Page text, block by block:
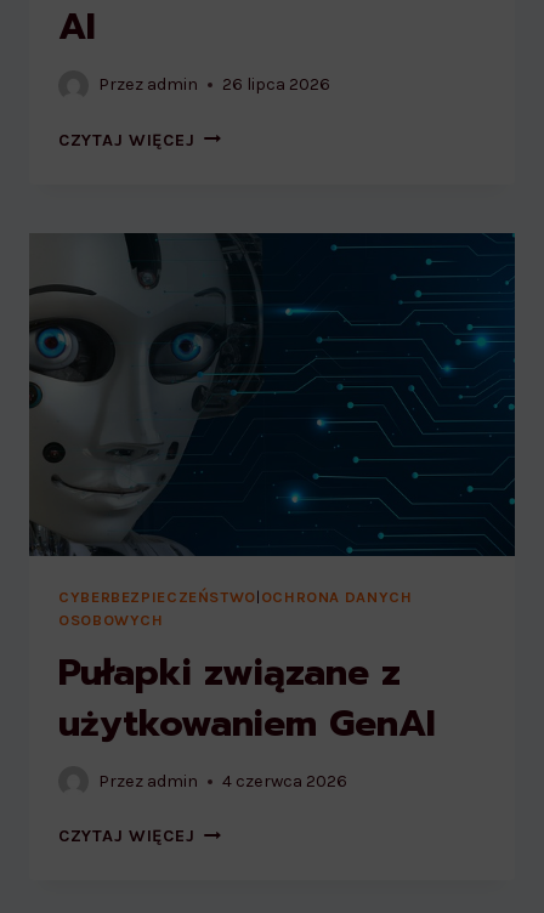
AI
Przez admin 26 lipca 2026
CZYTAJ WIĘCEJ KORZYSTAJ
CYBERBEZPIECZEŃSTWO| OCHRONA DANYCH
OSOBOWYCH
Pułapki związane z
użytkowaniem GenAI
Przez admin 4 czerwca 2026
CZYTAJ WIĘCEJ PUŁAPKI